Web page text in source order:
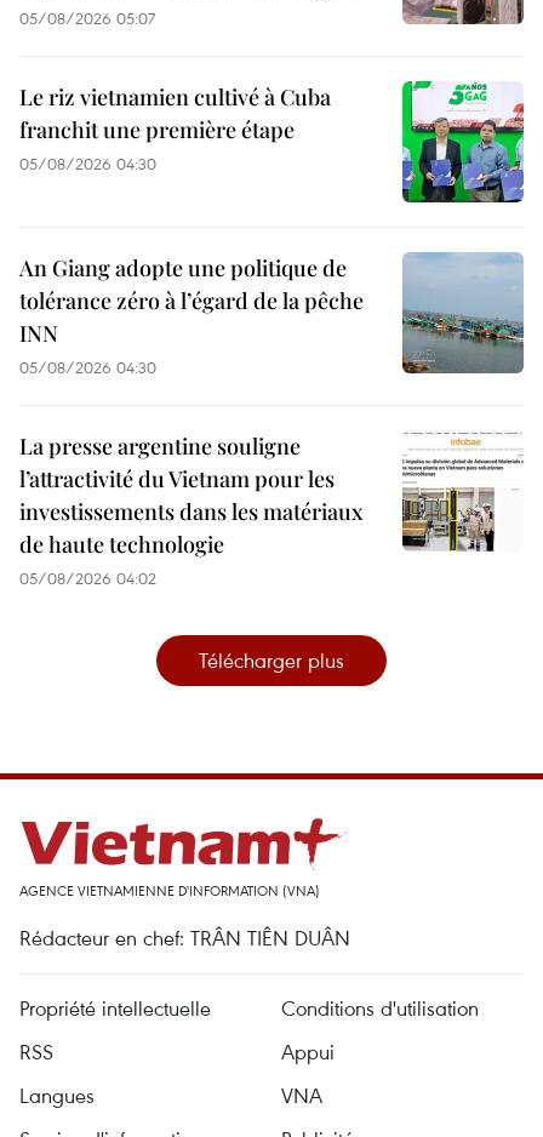
05/08/2026 05:07
Le riz vietnamien cultivé à Cuba
franchit une première étape
05/08/2026 04:30
An Giang adopte une politique de
tolérance zéro à l’égard de la pêche
INN
05/08/2026 04:30
La presse argentine souligne
l’attractivité du Vietnam pour les
investissements dans les matériaux
de haute technologie
05/08/2026 04:02
Télécharger plus
AGENCE VIETNAMIENNE D'INFORMATION (VNA)
Rédacteur en chef: TRÂN TIÊN DUÂN
Propriété intellectuelle
Conditions d'utilisation
RSS
Appui
Langues
VNA